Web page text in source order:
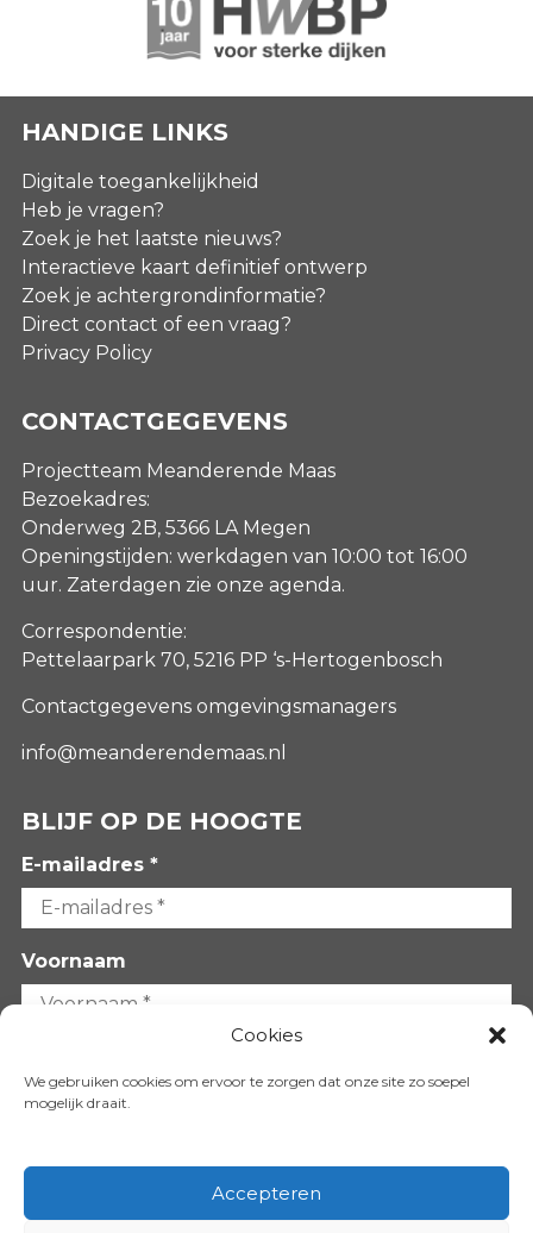
Cookies
We gebruiken cookies om ervoor te zorgen dat onze site zo soepel
mogelijk draait.
Accepteren
HANDIGE LINKS
Digitale toegankelijkheid
Heb je vragen?
Zoek je het laatste nieuws?
Interactieve kaart definitief ontwerp
Zoek je achtergrondinformatie?
Direct contact of een vraag?
Privacy Policy
CONTACTGEGEVENS
Projectteam Meanderende Maas
Bezoekadres:
Onderweg 2B, 5366 LA Megen
Openingstijden: werkdagen van 10:00 tot 16:00
uur. Zaterdagen zie onze agenda.
Correspondentie:
Pettelaarpark 70, 5216 PP ‘s-Hertogenbosch
Contactgegevens omgevingsmanagers
info@meanderendemaas.nl
BLIJF OP DE HOOGTE
E-mailadres *
Voornaam